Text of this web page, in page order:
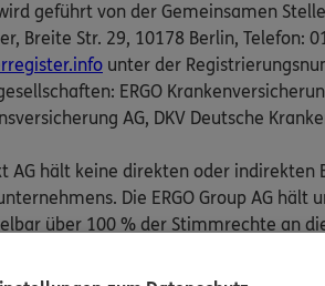
geführt von der Gemeinsamen
Breite Str. 29, 10178 Berlin, Telefon:
unter der
ERGO
AG, DKV Deutsche
AG hält keine direkten oder
Die ERGO Group AG
über 100 % der Stimmrechte an
AG nimmt verpflichtend an